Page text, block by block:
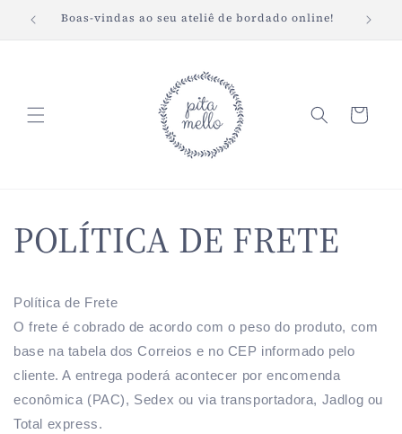
para oBoas-vindas ao seu ateliê de bordado online!
Carrinho
POLÍTICA DE FRETE
Política de Frete
O frete é cobrado de acordo com o peso do produto, com
base na tabela dos Correios e no CEP informado pelo
cliente. A entrega poderá acontecer por encomenda
econômica (PAC), Sedex ou via transportadora, Jadlog ou
Total express.